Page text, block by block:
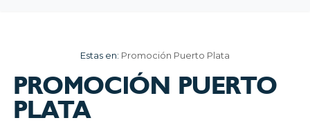
Estas en: Promoción Puerto Plata
PROMOCIÓN PUERTO
PLATA